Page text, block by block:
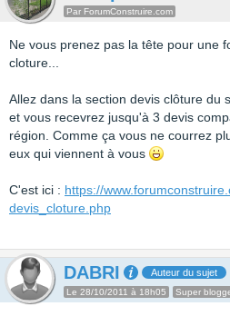
Par ForumConstruire.com
Ne vous prenez pas la tête pour une
cloture...
Allez dans la section devis clôture du
et vous recevrez jusqu'à 3 devis
région. Comme ça vous ne courrez
eux qui viennent à vous
C'est ici : https://
devis_cloture.php
DABRI Auteur du sujet
Le 28/10/2011 à 18h05 Super